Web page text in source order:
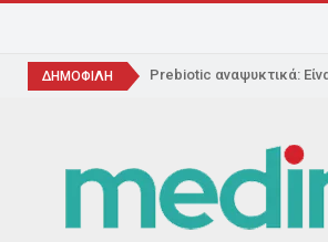
ΔΗΜΟΦΙΛΗ Prebiotic αναψυκτικά: